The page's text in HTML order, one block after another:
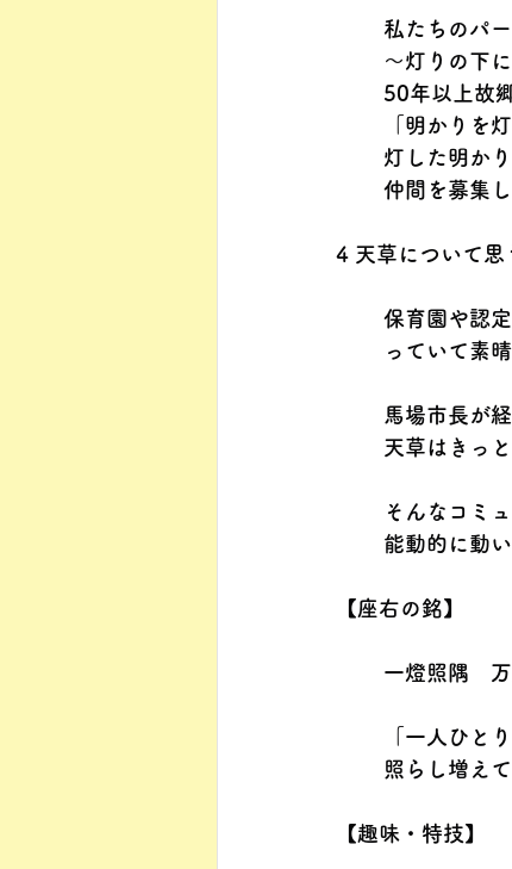
私たちのパ
～灯りの下
50年以上故
「明かりを
灯した明か
仲間を募集し
4 天草について思
保育園や認
っていて素
馬場市長が
天草はきっ
そんなコミ
能動的に動
【座右の銘】
一燈照隅　
「一人ひと
照らし増え
【趣味・特技】